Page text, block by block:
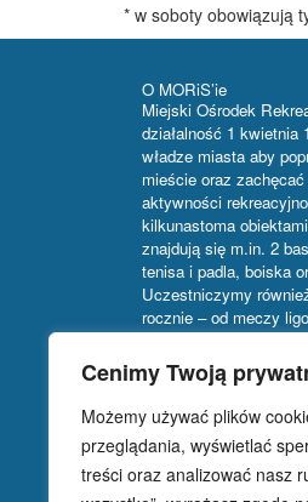
Cenimy Twoją
Możemy używać plików
przeglądania, wyświetlać
treści oraz analizować nasz
* w soboty obowiązują
O MORiS’ie
Miejski Ośrodek
działalność 1 kwietnia
władze miasta aby
mieście oraz
aktywności
kilkunastoma
znajdują się m.in. 2
tenisa i padla, boiska
Uczestniczymy
rocznie – od meczy
i turniejów, przez
targi, giełdy i
jest budynek hali
Najnowsze komentarze